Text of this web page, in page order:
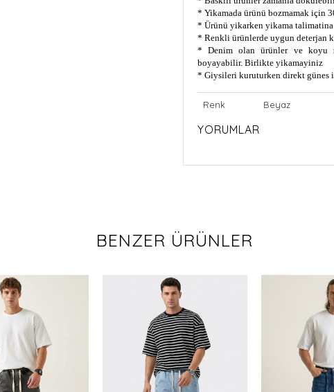
* Yikamada ürünü bozmamak için
* Ürünü yikarken yikama
* Renkli ürünlerde uygun deterjan
* Denim olan ürünler ve koyu
boyayabilir. Birlikte yikamayiniz
* Giysileri kuruturken direkt günes
Renk Beyaz
YORUMLAR
BENZER ÜRÜNLER